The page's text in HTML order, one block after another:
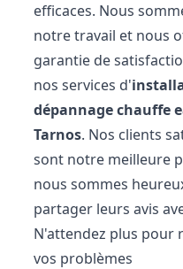
efficaces. Nous
notre travail et nous
garantie de
nos services d'
dépannage chauffe
Tarnos. Nos clients
sont notre meilleure
nous sommes
partager leurs avis
N'attendez plus pour
vos problèmes